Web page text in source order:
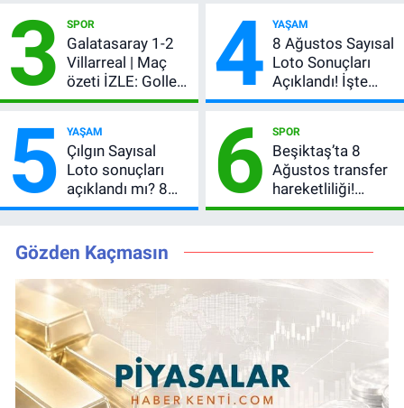
şifresiz canlı yayın
3 SPOR
Galatasaray 1-2
Villarreal | Maç
özeti İZLE: Goller
peş peşe geldi,
kırmızı kart gördü!
4 YAŞAM
8 Ağustos Sayısal
Loto Sonuçları
Açıklandı! İşte
Kazandıran 6
5 YAŞAM
Çılgın Sayısal
Loto sonuçları
açıklandı mı? 8
Ağustos 2026
numaralar
6 SPOR
Beşiktaş’ta 8
Ağustos transfer
hareketliliği!
Yönetim 5 bölge
Gözden Kaçmasın